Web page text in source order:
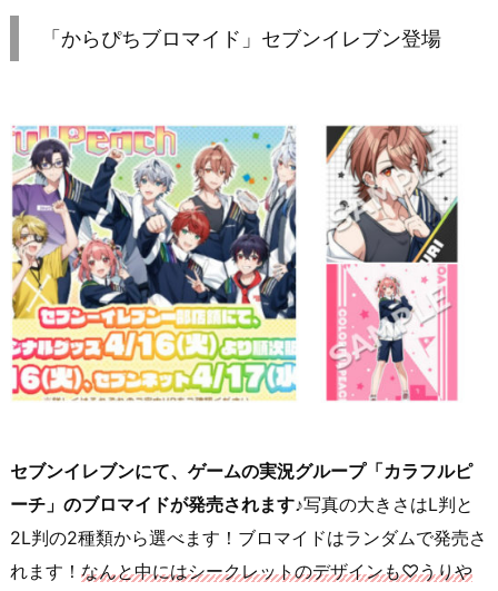
「からぴちブロマイド」セブンイレブン登場
セブンイレブンにて、ゲームの実況グループ「カラフルピ
ーチ」のブロマイドが発売されます♪写真の大きさはL判と
2L判の2種類から選べます！ブロマイドはランダムで発売さ
れます！ なんと中にはシークレットのデザインも♡うりや